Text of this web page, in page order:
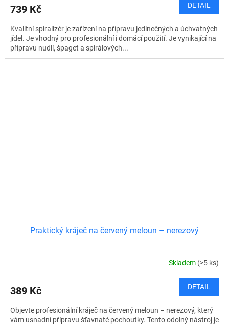
739 Kč DETAIL
Kvalitní spiralizér je zařízení na přípravu jedinečných a úchvatných
jídel. Je vhodný pro profesionální i domácí použití. Je vynikající na
přípravu nudlí, špaget a spirálových...
Praktický kráječ na červený meloun – nerezový
Skladem (>5 ks)
389 Kč DETAIL
Objevte profesionální kráječ na červený meloun – nerezový, který
vám usnadní přípravu šťavnaté pochoutky. Tento odolný nástroj je